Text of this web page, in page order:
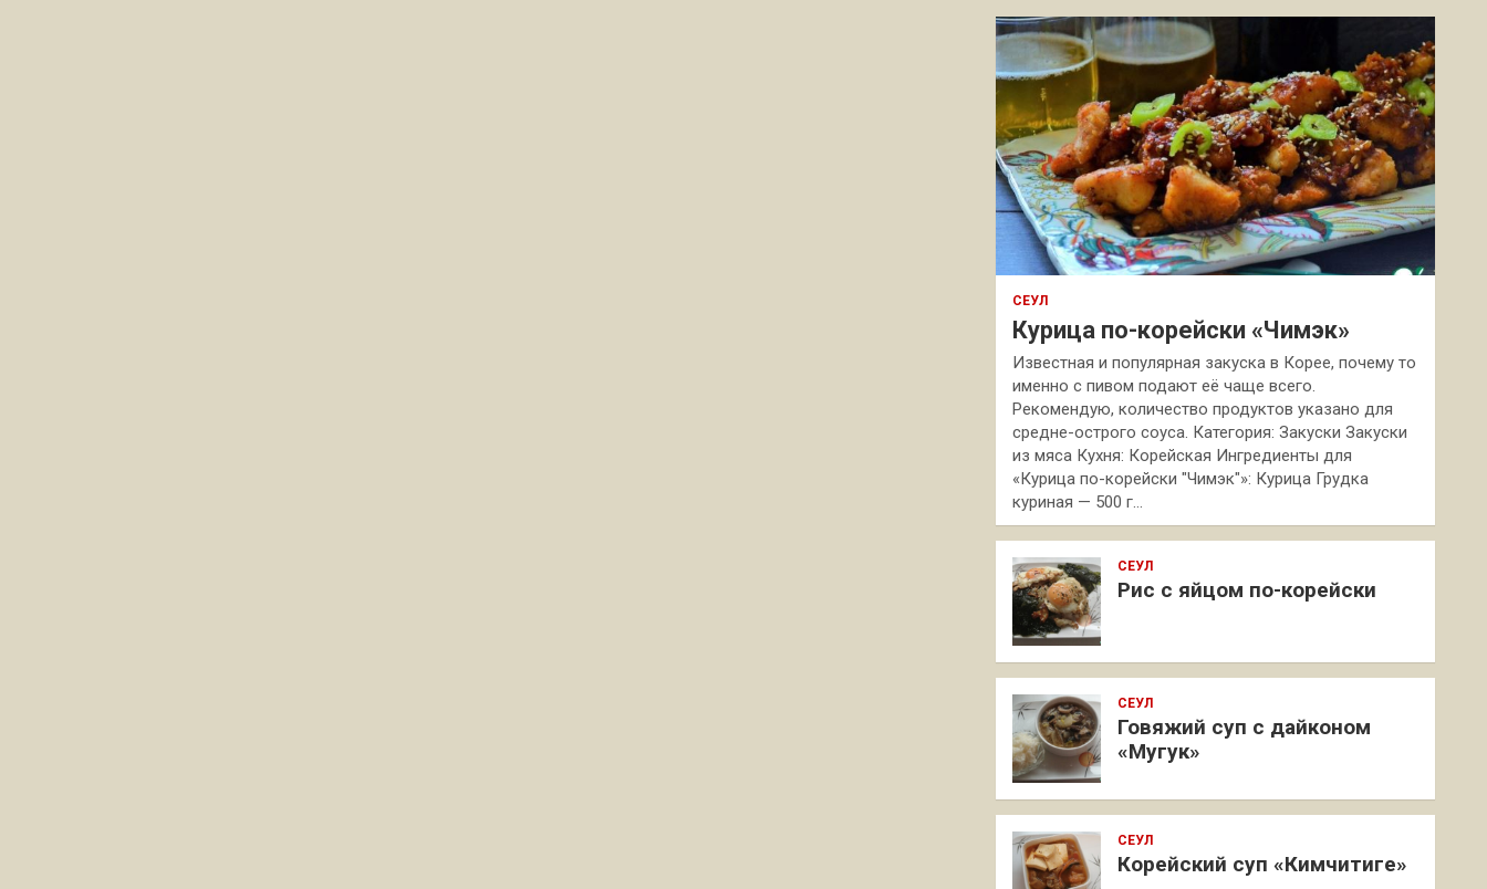
СЕУЛ
Курица по-корейски «Чимэк»
Известная и популярная закуска в Корее, почему то
именно с пивом подают её чаще всего.
Рекомендую, количество продуктов указано для
средне-острого соуса. Категория: Закуски Закуски
из мяса Кухня: Корейская Ингредиенты для
«Курица по-корейски "Чимэк"»: Курица Грудка
куриная — 500 г…
СЕУЛ
Рис с яйцом по-корейски
СЕУЛ
Говяжий суп с дайконом
«Мугук»
СЕУЛ
Корейский суп «Кимчитиге»